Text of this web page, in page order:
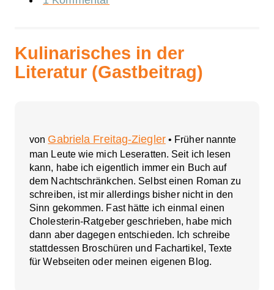
Kulinarisches in der
Literatur (Gastbeitrag)
von Gabriela Freitag-Ziegler• Früher nannte
man Leute wie mich Leseratten. Seit ich lesen
kann, habe ich eigentlich immer ein Buch auf
dem Nachtschränkchen. Selbst einen Roman zu
schreiben, ist mir allerdings bisher nicht in den
Sinn gekommen. Fast hätte ich einmal einen
Cholesterin-Ratgeber geschrieben, habe mich
dann aber dagegen entschieden. Ich schreibe
stattdessen Broschüren und Fachartikel, Texte
für Webseiten oder meinen eigenen Blog.